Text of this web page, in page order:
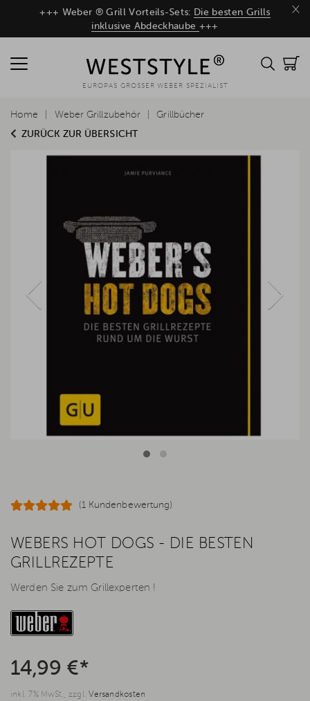
×
+++ Weber ® Grill Vorteils-Sets: Die besten Grills
inklusive Abdeckhaube +++
EUROPAS GROSSER WEBER SPEZIALIST
ZURÜCK ZUR ÜBERSICHT
Home Weber Grillzubehör Grillbücher
(1 Kundenbewertung)
WEBERS HOT DOGS - DIE BESTEN
GRILLREZEPTE
Werden Sie zum Grillexperten !
14,99 €*
inkl. 7% MwSt., zzgl.Versandkosten